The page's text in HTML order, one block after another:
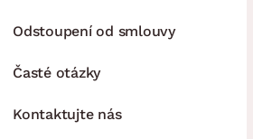
Odstoupení od smlouvy
Časté otázky
Kontaktujte nás